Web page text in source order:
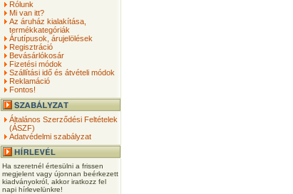
Rólunk
Mi van itt?
Az áruház kialakítása,
termékkategóriák
Árutípusok, árujelölések
Regisztráció
Bevásárlókosár
Fizetési módok
Szállítási idő és átvételi módok
Reklamáció
Fontos!
Általános Szerződési Feltételek
(ÁSZF)
Adatvédelmi szabályzat
Ha szeretnél értesülni a frissen
megjelent vagy újonnan beérkezett
kiadványokról, akkor iratkozz fel
napi hírlevelünkre!